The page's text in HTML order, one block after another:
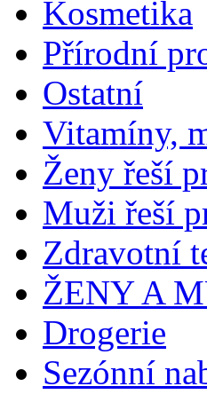
Kosmetika
Přírodní
Ostatní
Vitamíny,
Ženy řeší
Muži řeší
Zdravotní
ŽENY A
Drogerie
Sezónní